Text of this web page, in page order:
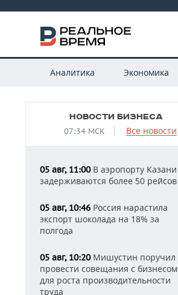
Аналитика Экономика
НОВОСТИ БИЗНЕСА
07:34 МСК Все новости
05 авг, 11:00В аэропорту Казани
задерживаются более 50 рейсов
05 авг, 10:46 Россия нарастила
экспорт шоколада на 18% за
полгода
05 авг, 10:20Мишустин поручил
провести совещания с бизнесом
для роста производительности
труда